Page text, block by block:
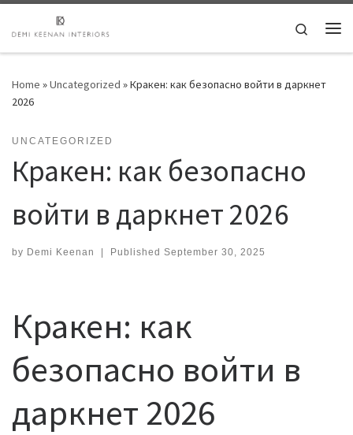
Skip to content
Search
Home »Uncategorized »Кракен: как безопасно войти в даркнет
2026
UNCATEGORIZED
Кракен: как безопасно
войти в даркнет 2026
by Demi Keenan | Published September 30, 2025
Кракен: как
безопасно войти в
даркнет 2026